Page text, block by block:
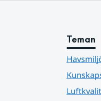
Teman